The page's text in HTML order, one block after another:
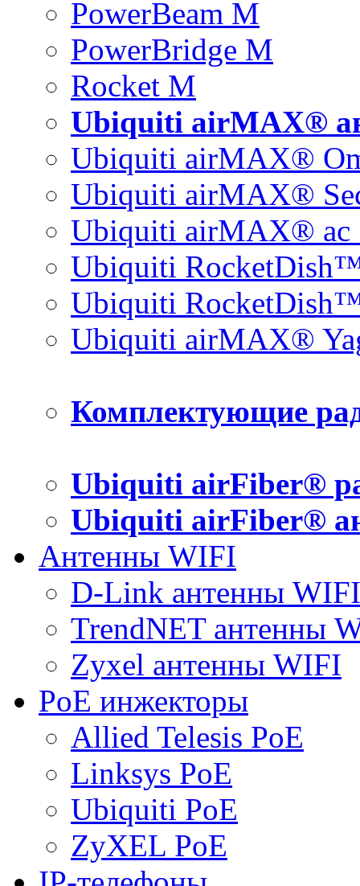
PowerBeam M
PowerBridge M
Rocket M
Ubiquiti airMAX®
Ubiquiti airMAX®
Ubiquiti airMAX®
Ubiquiti airMAX® ac
Ubiquiti
Ubiquiti
Ubiquiti airMAX®
Комплектующие
Ubiquiti airFiber®
Ubiquiti airFiber®
Антенны WIFI
D-Link антенны WIFI
TrendNET антенны
Zyxel антенны WIFI
PoE инжекторы
Allied Telesis PoE
Linksys PoE
Ubiquiti PoE
ZyXEL PoE